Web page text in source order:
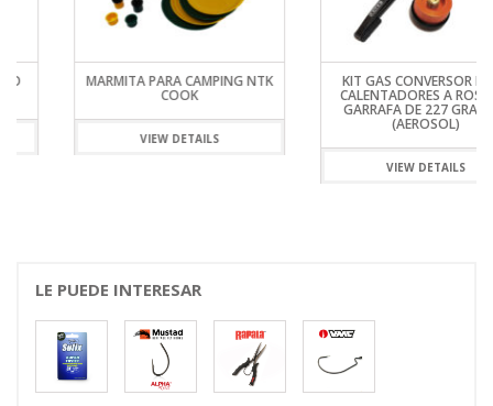
MARMITA PARA CAMPING NTK
VIEW DETAILS
KIT GAS CONVERSOR PARA
CALENTADORES A ROSCA A
GARRAFA DE 227 GRAMOS
(AEROSOL)
VIEW DETAILS
LE PUEDE INTERESAR